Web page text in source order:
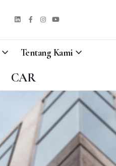
Tentang Kami
CAR